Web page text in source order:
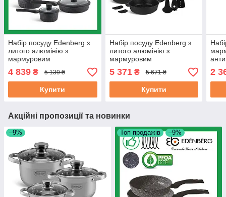
Набір посуду Edenberg з
литого алюмінію з
мармуровим
антипригарним покриттям
10 предметів (EB-9186)
4 839 ₴ 5 139 ₴
Купити
Набір посуду Edenberg з
литого алюмінію з
мармуровим
антипригарним покриттям
17 предметів(EB-5645)
5 371₴ 5 671 ₴
Купити
6
2
Акційні пропозиції та новинки
–9% Топ продажів –9%